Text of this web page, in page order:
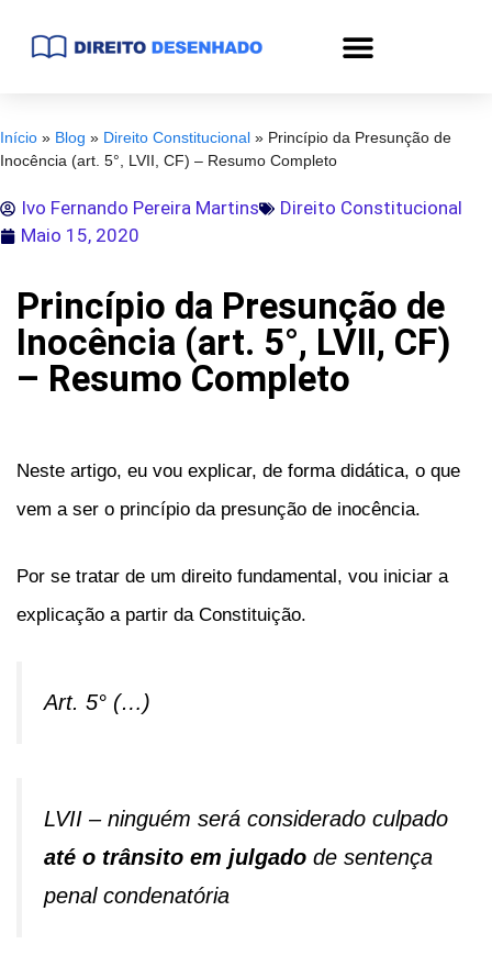
Início » Blog » Direito Constitucional » Princípio da Presunção de
Inocência (art. 5°, LVII, CF) – Resumo Completo
Ivo Fernando Pereira Martins
Direito Constitucional
Maio 15, 2020
Princípio da Presunção de
Inocência (art. 5°, LVII, CF)
– Resumo Completo
Neste artigo, eu vou explicar, de forma didática, o que
vem a ser o princípio da presunção de inocência.
Por se tratar de um direito fundamental, vou iniciar a
explicação a partir da Constituição.
Art. 5° (…)
LVII – ninguém será considerado culpado
até o trânsito em julgado de sentença
penal condenatória